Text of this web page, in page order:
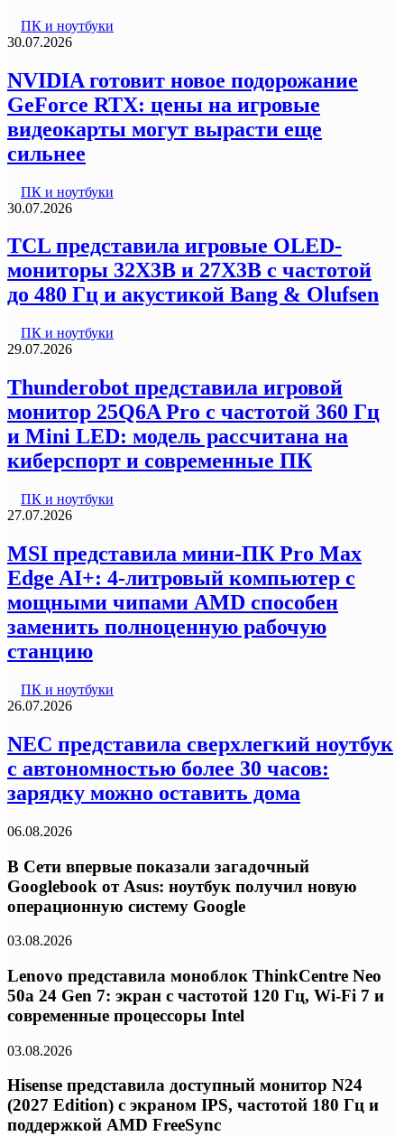
ПК и ноутбуки
30.07.2026
NVIDIA готовит новое подорожание
GeForce RTX: цены на игровые
видеокарты могут вырасти еще
сильнее
ПК и ноутбуки
30.07.2026
TCL представила игровые OLED-
мониторы 32X3B и 27X3B с частотой
до 480 Гц и акустикой Bang & Olufsen
ПК и ноутбуки
29.07.2026
Thunderobot представила игровой
монитор 25Q6A Pro с частотой 360 Гц
и Mini LED: модель рассчитана на
киберспорт и современные ПК
ПК и ноутбуки
27.07.2026
MSI представила мини-ПК Pro Max
Edge AI+: 4-литровый компьютер с
мощными чипами AMD способен
заменить полноценную рабочую
станцию
ПК и ноутбуки
26.07.2026
NEC представила сверхлегкий ноутбук
с автономностью более 30 часов:
зарядку можно оставить дома
06.08.2026
В Сети впервые показали загадочный
Googlebook от Asus: ноутбук получил новую
операционную систему Google
03.08.2026
Lenovo представила моноблок ThinkCentre Neo
50a 24 Gen 7: экран с частотой 120 Гц, Wi-Fi 7 и
современные процессоры Intel
03.08.2026
Hisense представила доступный монитор N24
(2027 Edition) с экраном IPS, частотой 180 Гц и
поддержкой AMD FreeSync